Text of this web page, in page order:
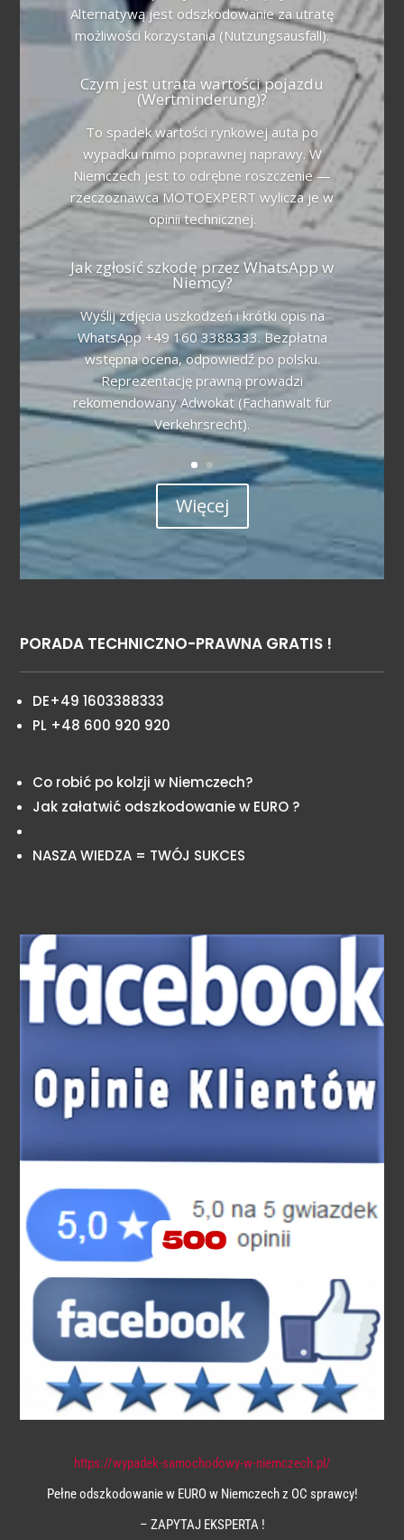
Alternatywą jest odszkodowanie za utratę
możliwości korzystania (Nutzungsausfall).
Czym jest utrata wartości pojazdu
(Wertminderung)?
To spadek wartości rynkowej auta po
wypadku mimo poprawnej naprawy. W
Niemczech jest to odrębne roszczenie —
rzeczoznawca MOTOEXPERT wylicza je w
opinii technicznej.
Jak zgłosić szkodę przez WhatsApp w
Niemcy?
Wyślij zdjęcia uszkodzeń i krótki opis na
WhatsApp +49 160 3388333. Bezpłatna
wstępna ocena, odpowiedź po polsku.
Reprezentację prawną prowadzi
rekomendowany Adwokat (Fachanwalt für
Verkehrsrecht).
Więcej
PORADA TECHNICZNO-PRAWNA GRATIS !
DE+49 1603388333
PL +48 600 920 920
Co robić po kolzji w Niemczech?
Jak załatwić odszkodowanie w EURO ?
NASZA WIEDZA = TWÓJ SUKCES
https://wypadek-samochodowy-w-niemczech.pl/
Pełne odszkodowanie w EURO w Niemczech z OC sprawcy!
– ZAPYTAJ EKSPERTA !